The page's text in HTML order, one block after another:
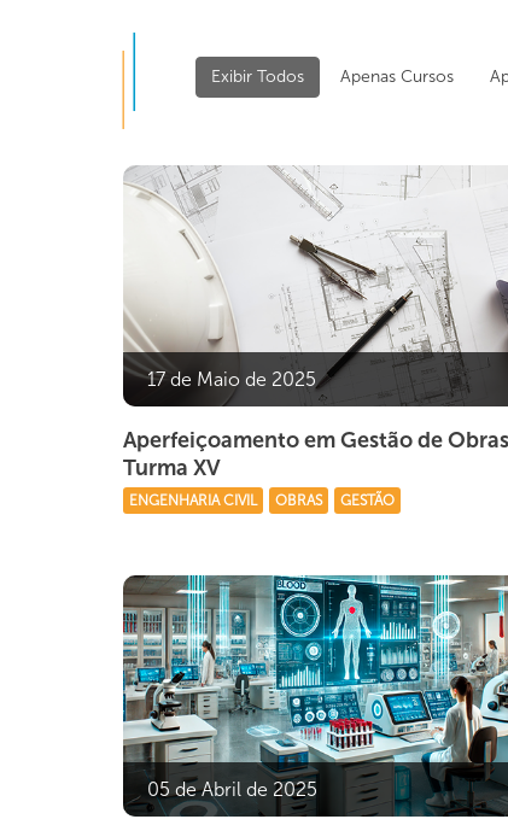
Exibir Todos Apenas Cursos
17 de Maio de 2025
Aperfeiçoamento em Gestão de
Turma XV
ENGENHARIA CIVIL OBRAS GESTÃO
05 de Abril de 2025